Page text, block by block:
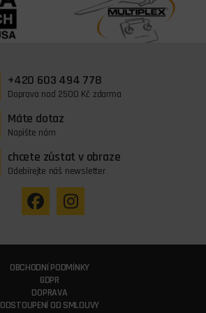
+420 603 494 778
Doprava nad 2500 Kč zdarma
Máte dotaz
Napište nám
chcete zůstat v obraze
Odebírejte náš newsletter
OBCHODNÍ PODMÍNKY
GDPR
DOPRAVA
ODSTOUPENÍ OD SMLOUVY